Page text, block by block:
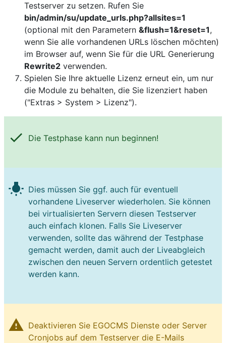
Testserver zu setzen. Rufen Sie
bin/admin/su/update_urls.php?allsites=1
(optional mit den Parametern &flush=1&reset=1,
wenn Sie alle vorhandenen URLs löschen möchten)
im Browser auf, wenn Sie für die URL Generierung
Rewrite2 verwenden.
Spielen Sie Ihre aktuelle Lizenz erneut ein, um nur
die Module zu behalten, die Sie lizenziert haben
("Extras > System > Lizenz").
check Die Testphase kann nun beginnen!
wb_incandescent Dies müssen Sie ggf. auch für eventuell
vorhandene Liveserver wiederholen. Sie können
bei virtualisierten Servern diesen Testserver
auch einfach klonen. Falls Sie Liveserver
verwenden, sollte das während der Testphase
gemacht werden, damit auch der Liveabgleich
zwischen den neuen Servern ordentlich getestet
werden kann.
warning Deaktivieren Sie EGOCMS Dienste oder Server
Cronjobs auf dem Testserver die E-Mails